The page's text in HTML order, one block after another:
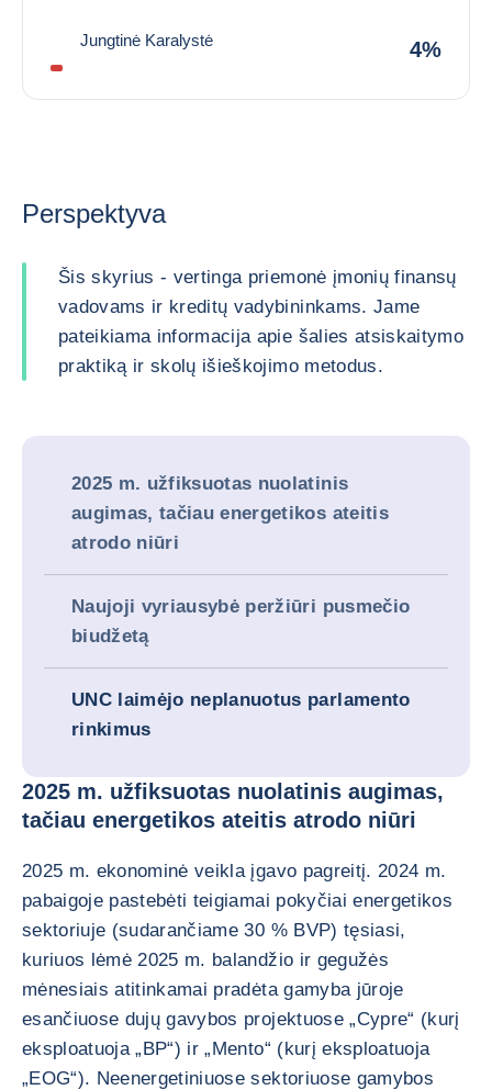
Jungtinė Karalystė 4%
Perspektyva
Šis skyrius - vertinga priemonė įmonių finansų
vadovams ir kreditų vadybininkams. Jame
pateikiama informacija apie šalies atsiskaitymo
praktiką ir skolų išieškojimo metodus.
2025 m. užfiksuotas nuolatinis
augimas, tačiau energetikos ateitis
atrodo niūri
Naujoji vyriausybė peržiūri pusmečio
biudžetą
UNC laimėjo neplanuotus parlamento
rinkimus
2025 m. užfiksuotas nuolatinis augimas,
tačiau energetikos ateitis atrodo niūri
2025 m. ekonominė veikla įgavo pagreitį. 2024 m.
pabaigoje pastebėti teigiamai pokyčiai energetikos
sektoriuje (sudarančiame 30 % BVP) tęsiasi,
kuriuos lėmė 2025 m. balandžio ir gegužės
mėnesiais atitinkamai pradėta gamyba jūroje
esančiuose dujų gavybos projektuose „Cypre“ (kurį
eksploatuoja „BP“) ir „Mento“ (kurį eksploatuoja
„EOG“). Neenergetiniuose sektoriuose gamybos